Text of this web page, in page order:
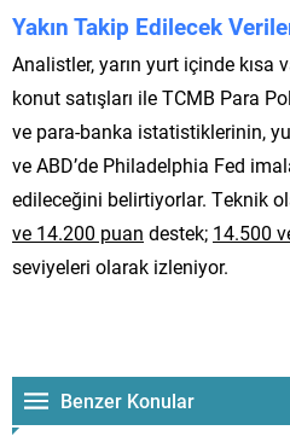
Yakın Takip Edilecek
Analistler, yarın yurt içinde kısa
konut satışları ile TCMB Para
ve para-banka istatistiklerinin,
ve ABD’de Philadelphia Fed
edileceğini belirtiyorlar. Teknik
ve 14.200 puan destek; 14.500
seviyeleri olarak izleniyor.
Benzer Konular